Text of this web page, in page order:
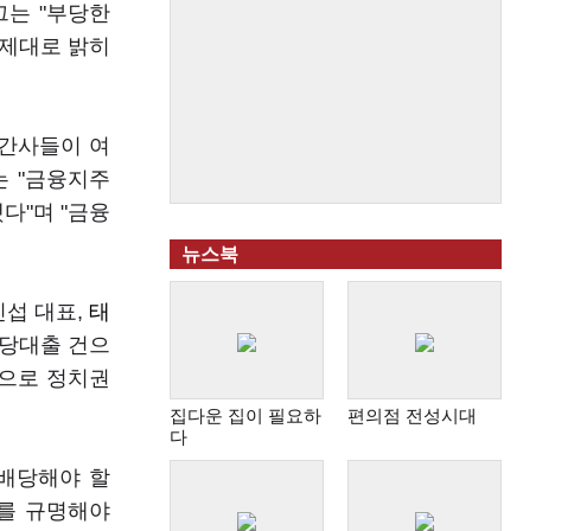
는 "부당한
대로 밝히
사들이 여
"금융지주
"며 "금융
섭 대표, 태
대출 건으
로 정치권
당해야 할
규명해야
뉴스북
집다운 집이 필요하
다
편의점 전성시대